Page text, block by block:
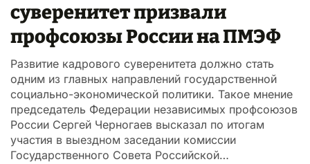
суверенитет призвали
профсоюзы России на ПМЭФ
Развитие кадрового суверенитета должно стать
одним из главных направлений государственной
социально-экономической политики. Такое мнение
председатель Федерации независимых профсоюзов
России Сергей Черногаев высказал по итогам
участия в выездном заседании комиссии
Государственного Совета Российской…